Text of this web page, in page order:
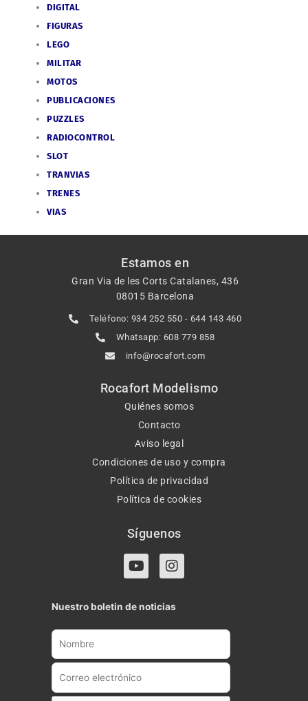
DIGITAL
FIGURAS
LEGO
MILITAR
MOTOS
PUBLICACIONES
PUZZLES
RADIOCONTROL
SLOT
TRANVIAS
TRENES
VIAS
Estamos en
Gran Via de les Corts Catalanes, 436
08015 Barcelona
Teléfono: 934 252 550 - 644 143 460
Whatsapp: 608 779 858
info@rocafort.com
Rocafort Modelismo
Quiénes somos
Contacto
Aviso legal
Condiciones de uso y compra
Política de privacidad
Política de cookies
Síguenos
Y
o
t
u
b
I
n
t
a
g
a
Nuestro boletin de noticias